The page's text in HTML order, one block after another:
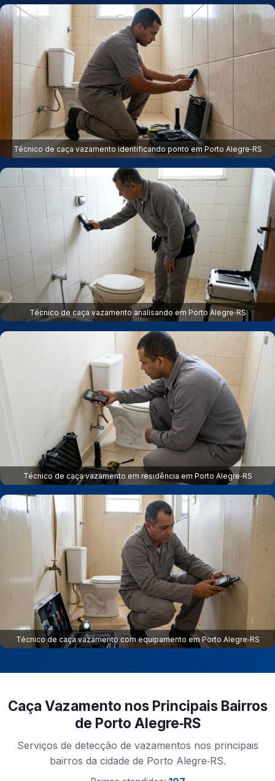
Técnico de caça vazamento identificando ponto em Porto Alegre‑RS
Técnico de caça vazamento analisando em Porto Alegre‑RS
Técnico de caça vazamento em residência em Porto Alegre‑RS
Técnico de caça vazamento com equipamento em Porto Alegre‑RS
Caça Vazamento nos Principais Bairros
de Porto Alegre‑RS
Serviços de detecção de vazamentos nos principais
bairros da cidade de Porto Alegre‑RS.